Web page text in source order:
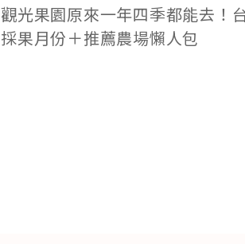
觀光果園原來一年四季都能去！
採果月份＋推薦農場懶人包